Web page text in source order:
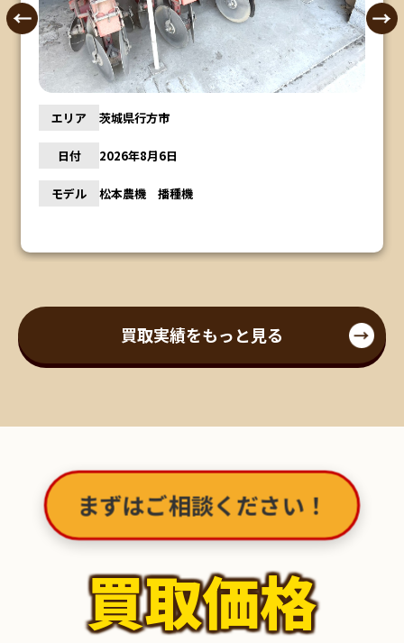
エリア 福島県会津若松市
日付 2026年8月5日
モデル イセキコンバイン HA441G
買取実績をもっと見る
まずはご相談ください！
買取価格